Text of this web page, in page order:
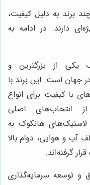
برند به دلیل کیفیت،
دارند. در ادامه به
یکی از بزرگترین و
جهان است. این برند با
با کیفیت برای انواع
انتخاب‌های اصلی
هانکوک به
آب و هوایی، دوام بالا
گرفته‌اند.
و توسعه سرمایه‌گذاری